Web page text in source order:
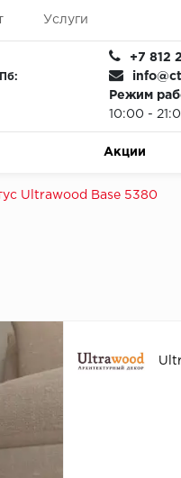
Услуги
+7 812
Режим
10:00 -
Акции
Ultrawood Base 5380